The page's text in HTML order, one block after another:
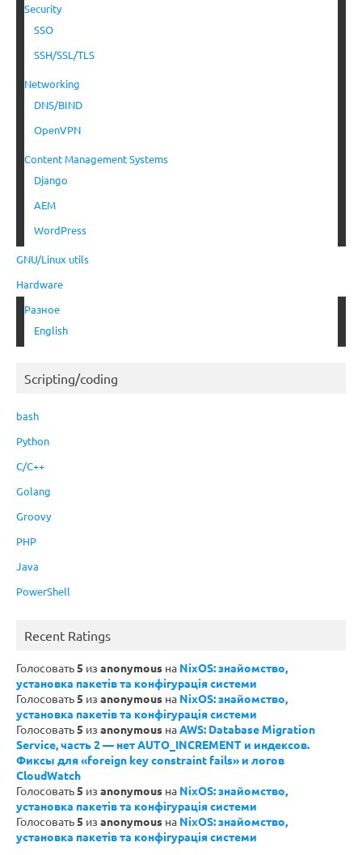
Security
SSO
SSH/SSL/TLS
Networking
DNS/BIND
OpenVPN
Content Management Systems
Django
AEM
WordPress
GNU/Linux utils
Hardware
Разное
English
Scripting/coding
bash
Python
C/C++
Golang
Groovy
PHP
Java
PowerShell
Recent Ratings
Голосовать5 из anonymous на NixOS: знайомство,
установка пакетів та конфігурація системи
Голосовать5 из anonymous на NixOS: знайомство,
установка пакетів та конфігурація системи
Голосовать5 из anonymous наAWS: Database Migration
Service, часть 2 — нет AUTO_INCREMENT и индексов.
Фиксы для «foreign key constraint fails» и логов
CloudWatch
Голосовать5 из anonymous на NixOS: знайомство,
установка пакетів та конфігурація системи
Голосовать5 из anonymous на NixOS: знайомство,
установка пакетів та конфігурація системи